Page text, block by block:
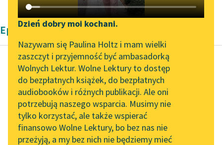
Katalog DAISY
Podkasty o książkach
Zgłoś brak utworu
Aktualności
Zapraszamy na spotkanie
online z tłumaczkami
literatury skandynawskiej
Spotkanie z Katarzyną
Tunkiel w Oslo
Wolne Lektury na 32.
Narzędzia
Mapa Wolnych Lektur
Leśmianator
Przewodnik dla piszących i
czytających
Dzień dobry moi kochani.
Nazywam się Paulina Holtz i mam wielki
zaszczyt i przyjemność być ambasadorką
Wolnych Lektur. Wolne Lektury to dostęp
do bezpłatnych książek, do bezpłatnych
audiobooków i różnych publikacji. Ale oni
potrzebują naszego wsparcia. Musimy nie
tylko korzystać, ale także wspierać
finansowo Wolne Lektury, bo bez nas nie
przeżyją, a my bez nich nie będziemy mieć
Epika Bolesław Prus
Bolesław Prus
Antek
A tak — odpowiada
sołtys. — Takem ci się